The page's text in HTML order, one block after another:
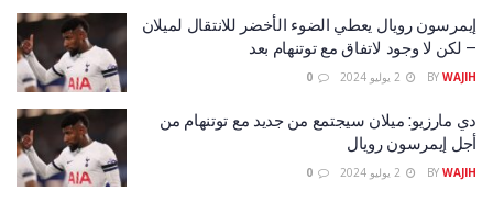
إيمرسون رويال يعطي الضوء الأخضر للانتقال لميلان
– لكن لا وجود لاتفاق مع توتنهام بعد
BY WAJIH
دي مارزيو: ميلان سيجتمع من جديد مع توتنهام من
أجل إيمرسون رويال
BY WAJIH